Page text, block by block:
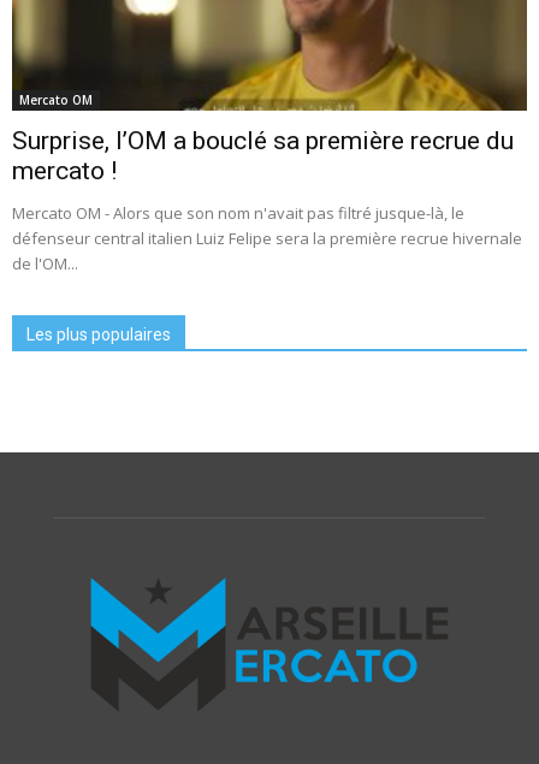
Mercato OM
Surprise, l’OM a bouclé sa première recrue du
mercato !
Mercato OM - Alors que son nom n'avait pas filtré jusque-là, le
défenseur central italien Luiz Felipe sera la première recrue hivernale
de l'OM...
Les plus populaires